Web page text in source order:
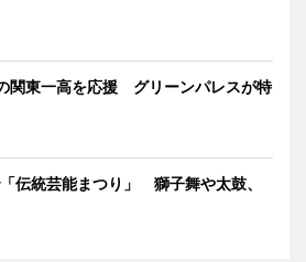
関東一高を応援 グリーンパレスが特
伝統芸能まつり」 獅子舞や太鼓、